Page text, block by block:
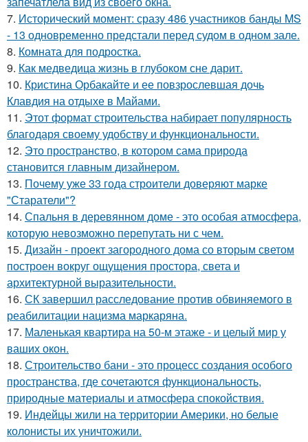
7. Исторический момент: сразу 486 участников банды MS
- 13 одновременно предстали перед судом в одном зале.
8. Комната для подростка.
9. Как медведица жизнь в глубоком сне дарит.
10. Кристина Орбакайте и ее повзрослевшая дочь
Клавдия на отдыхе в Майами.
11. Этот формат строительства набирает популярность
благодаря своему удобству и функциональности.
12. Это пространство, в котором сама природа
становится главным дизайнером.
13. Почему уже 33 года строители доверяют марке
"Старатели"?
14. Спальня в деревянном доме - это особая атмосфера,
которую невозможно перепутать ни с чем.
15. Дизайн - проект загородного дома со вторым светом
построен вокруг ощущения простора, света и
архитектурной выразительности.
16. СК завершил расследование против обвиняемого в
реабилитации нацизма маркаряна.
17. Маленькая квартира на 50-м этаже - и целый мир у
ваших окон.
18. Строительство бани - это процесс создания особого
пространства, где сочетаются функциональность,
природные материалы и атмосфера спокойствия.
19. Индейцы жили на территории Америки, но белые
колонисты их уничтожили.